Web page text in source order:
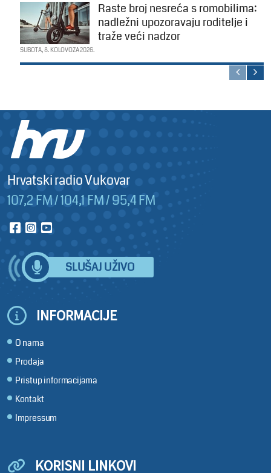
Raste broj nesreća s romobilima:
nadležni upozoravaju roditelje i
traže veći nadzor
SUBOTA, 8. KOLOVOZA 2026.
Hrvatski radio Vukovar
107,2 FM / 104,1 FM / 95,4 FM
SLUŠAJ UŽIVO
INFORMACIJE
O nama
Prodaja
Pristup informacijama
Kontakt
Impressum
KORISNI LINKOVI